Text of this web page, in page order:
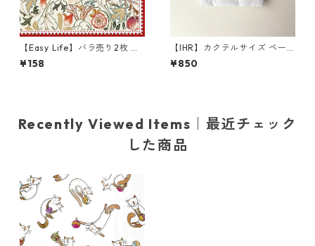
【Easy Life】バラ売り2枚 ラ
ンチサイズ ペーパーナプキン
William Morris レッド ウィリ
¥158
【IHR】カクテルサイズ ペー
パーナプキン EMOTION DOG
S ホワイト Anita Jeram 20枚
¥850
Recently Viewed Items｜最近チェック
した商品